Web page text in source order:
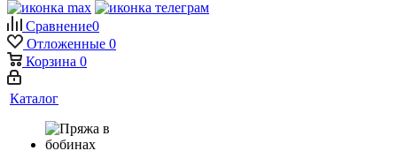
Сравнение0
Отложенные 0
Корзина 0
Каталог